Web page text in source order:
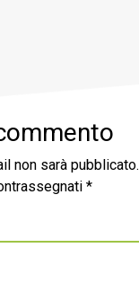
non sarà pubblicato.
*